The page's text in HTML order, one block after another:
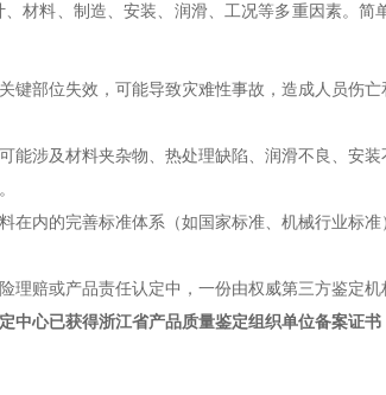
材料、制造、安装、润滑、工况等多重因素。
键部位失效，可能导致灾难性事故，造成人员伤
涉及材料夹杂物、热处理缺陷、润滑不良、安
在内的完善标准体系（如国家标准、机械行业标
理赔或产品责任认定中，一份由权威第三方鉴定机
中心已获得浙江省产品质量鉴定组织单位备案证